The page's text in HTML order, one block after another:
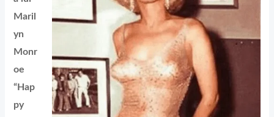
Maril
yn
Monr
oe
“Hap
py